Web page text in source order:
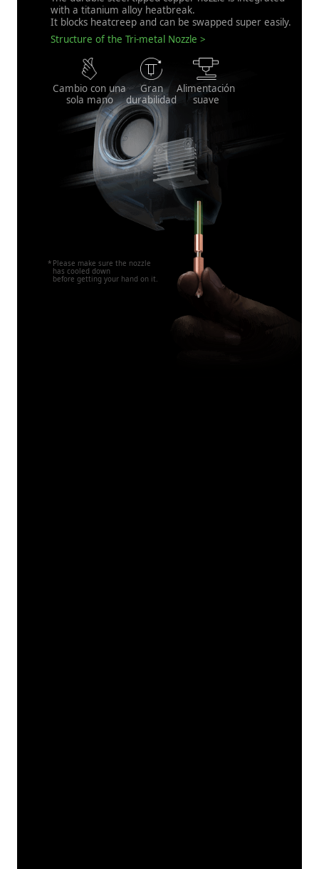
with a titanium alloy heatbreak.
It blocks heatcreep and can be swapped super easily.
Structure of the Tri-metal Nozzle
Cambio con una
sola mano
Gran
durabilidad
Alimentación
suave
Please make sure the nozzle
has cooled down
before getting your hand on it.